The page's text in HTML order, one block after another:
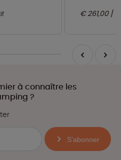
€ 261,00
à connaître les
?
S'abonner